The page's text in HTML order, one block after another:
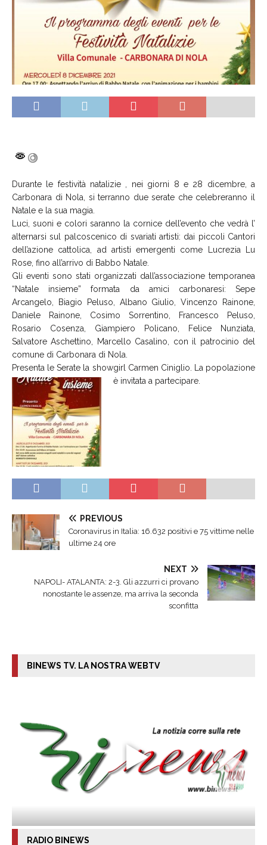
Durante le festività natalizie , nei giorni 8 e 28 dicembre, a
Carbonara di Nola, si terranno due serate che celebreranno il
Natale e la sua magia.
Luci, suoni e colori saranno la cornice dell’evento che vedrà l’
alternarsi sul palcoscenico di svariati artisti: dai piccoli Cantori
dell’azione cattolica, ad artisti emergenti come Lucrezia Lu
Rose, fino all’arrivo di Babbo Natale.
Gli eventi sono stati organizzati dall’associazione temporanea
“Natale insieme” formata da amici carbonaresi: Sepe
Arcangelo, Biagio Peluso, Albano Giulio, Vincenzo Rainone,
Daniele Rainone, Cosimo Sorrentino, Francesco Peluso,
Rosario Cosenza, Giampiero Policano, Felice Nunziata,
Salvatore Aschettino, Marcello Casalino, con il patrocinio del
comune di Carbonara di Nola.
Presenta le Serate la showgirl Carmen Ciniglio. La popolazione
è invitata a partecipare.
PREVIOUS
Coronavirus in Italia: 16.632 positivi e 75 vittime nelle
ultime 24 ore
NEXT
NAPOLI- ATALANTA: 2-3. Gli azzurri ci provano
nonostante le assenze, ma arriva la seconda
sconfitta
BINEWS TV. LA NOSTRA WEBTV
RADIO BINEWS